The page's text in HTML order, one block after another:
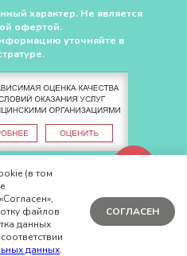
характер. Не является
офертой.
уточняйте в
CHUDOV.PRO
(в том
файлов
данных
данных.
СОГЛАСЕН